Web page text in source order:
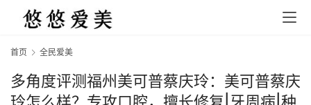
首页 全民爱美
多角度评测福州美可普蔡庆玲：美可普蔡庆